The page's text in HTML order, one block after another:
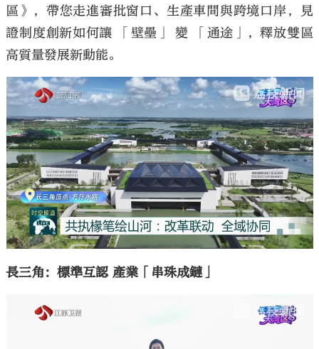
區》，帶您走進審批窗口、生產車間與跨境口岸，見
證制度創新如何讓 「壁壘」 變 「通途」，釋放雙區
高質量發展新動能。
長三角：標準互認 產業「串珠成鏈」